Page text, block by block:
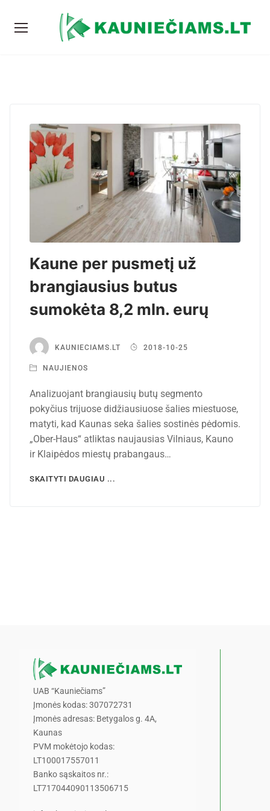
Kaune per pusmetį už
brangiausius butus
sumokėta 8,2 mln. eurų
KAUNIECIAMS.LT 2018-10-25
NAUJIENOS
Analizuojant brangiausių butų segmento
pokyčius trijuose didžiausiuose šalies miestuose,
matyti, kad Kaunas seka šalies sostinės pėdomis.
„Ober-Haus“ atliktas naujausias Vilniaus, Kauno
ir Klaipėdos miestų prabangaus…
SKAITYTI DAUGIAU ...
UAB “Kauniečiams”
Įmonės kodas: 307072731
Įmonės adresas: Betygalos g. 4A,
Kaunas
PVM mokėtojo kodas:
LT100017557011
Banko sąskaitos nr.:
LT717044090113506715